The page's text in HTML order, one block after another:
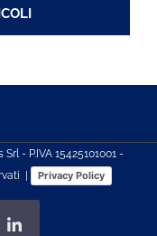
- P.IVA 15425101001 -
| Privacy Policy
LinkedIn